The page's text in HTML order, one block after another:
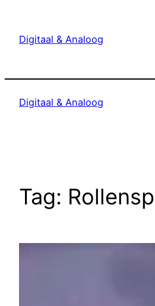
Digitaal & Analoog
Digitaal & Analoog
Tag: